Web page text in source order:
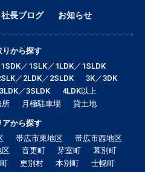
社長ブログ お知らせ
りから探す
／1SLK／1LDK／1SLDK
／2LDK／2SLDK
3K／3DK
／3SLDK
4LDK以上
所
月極駐車場 貸土地
アから探す
帯広市東地区
帯広市西地区
区 音更町 芽室町
幕別町
更別村 本別町
士幌町